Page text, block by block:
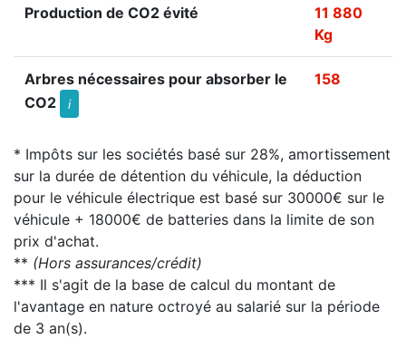
Production de CO2 évité
11 880
Kg
Arbres nécessaires pour absorber le
CO2
i
158
* Impôts sur les sociétés basé sur 28%, amortissement
sur la durée de détention du véhicule, la déduction
pour le véhicule électrique est basé sur 30000€ sur le
véhicule + 18000€ de batteries dans la limite de son
prix d'achat.
** (Hors assurances/crédit)
*** Il s'agit de la base de calcul du montant de
l'avantage en nature octroyé au salarié sur la période
de 3 an(s).